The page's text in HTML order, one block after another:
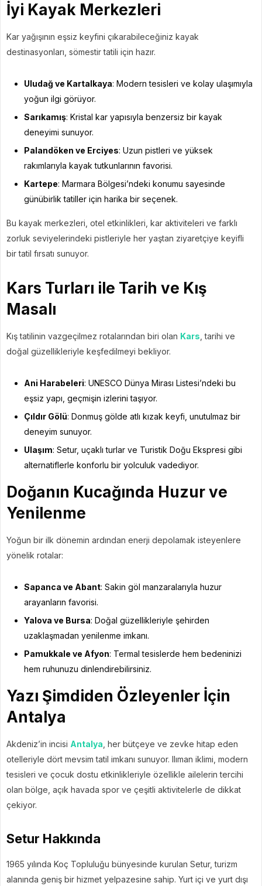
İyi Kayak Merkezleri
Kar yağışının eşsiz keyfini çıkarabileceğiniz kayak
destinasyonları, sömestir tatili için hazır.
Uludağ ve Kartalkaya: Modern tesisleri ve kolay ulaşımıyla
yoğun ilgi görüyor.
Sarıkamış: Kristal kar yapısıyla benzersiz bir kayak
deneyimi sunuyor.
Palandöken ve Erciyes: Uzun pistleri ve yüksek
rakımlarıyla kayak tutkunlarının favorisi.
Kartepe: Marmara Bölgesi’ndeki konumu sayesinde
günübirlik tatiller için harika bir seçenek.
Bu kayak merkezleri, otel etkinlikleri, kar aktiviteleri ve farklı
zorluk seviyelerindeki pistleriyle her yaştan ziyaretçiye keyifli
bir tatil fırsatı sunuyor.
Kars Turları ile Tarih ve Kış
Masalı
Kış tatilinin vazgeçilmez rotalarından biri olan Kars , tarihi ve
doğal güzellikleriyle keşfedilmeyi bekliyor.
Ani Harabeleri: UNESCO Dünya Mirası Listesi’ndeki bu
eşsiz yapı, geçmişin izlerini taşıyor.
Çıldır Gölü: Donmuş gölde atlı kızak keyfi, unutulmaz bir
deneyim sunuyor.
Ulaşım: Setur, uçaklı turlar ve Turistik Doğu Ekspresi gibi
alternatiflerle konforlu bir yolculuk vadediyor.
Doğanın Kucağında Huzur ve
Yenilenme
Yoğun bir ilk dönemin ardından enerji depolamak isteyenlere
yönelik rotalar:
Sapanca ve Abant: Sakin göl manzaralarıyla huzur
arayanların favorisi.
Yalova ve Bursa: Doğal güzellikleriyle şehirden
uzaklaşmadan yenilenme imkanı.
Pamukkale ve Afyon: Termal tesislerde hem bedeninizi
hem ruhunuzu dinlendirebilirsiniz.
Yazı Şimdiden Özleyenler İçin
Antalya
Akdeniz’in incisi Antalya , her bütçeye ve zevke hitap eden
otelleriyle dört mevsim tatil imkanı sunuyor. Ilıman iklimi, modern
tesisleri ve çocuk dostu etkinlikleriyle özellikle ailelerin tercihi
olan bölge, açık havada spor ve çeşitli aktivitelerle de dikkat
çekiyor.
Setur Hakkında
1965 yılında Koç Topluluğu bünyesinde kurulan Setur, turizm
alanında geniş bir hizmet yelpazesine sahip. Yurt içi ve yurt dışı